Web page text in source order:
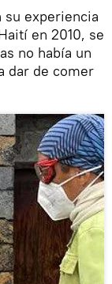
su experiencia
en 2010, se
no había un
dar de comer